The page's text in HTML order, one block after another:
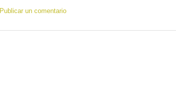
Publicar un comentario